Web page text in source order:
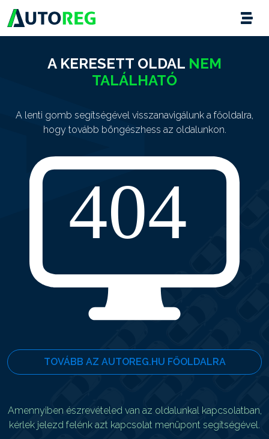
A KERESETT OLDAL NEM
TALÁLHATÓ
A lenti gomb segítségével visszanavigálunk a főoldalra,
hogy tovább böngészhess az oldalunkon.
TOVÁBB AZ AUTOREG.HU FŐOLDALRA
Amennyiben észrevételed van az oldalunkal kapcsolatban,
kérlek jelezd felénk azt kapcsolat menüpont segítségével.